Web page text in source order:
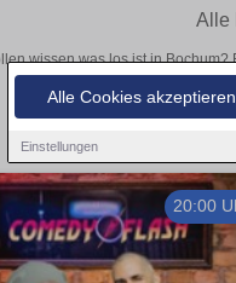
Alle Cookies akzeptieren
Einstellungen
Alle
wissen was los ist in
oder
20:00